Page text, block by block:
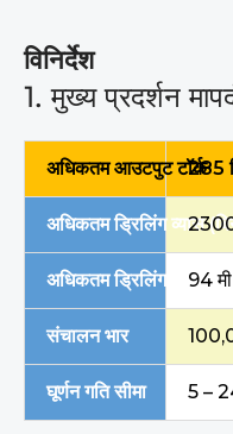
विनिर्देश
1. मुख्य प्रदर्शन
अधिकतम आउटपुट टॉर्क
285
अधिकतम ड्रिलिंग व्यास2300
अधिकतम ड्रिलिंग गहराई
94
संचालन भार
घूर्णन गति सीमा 5 –